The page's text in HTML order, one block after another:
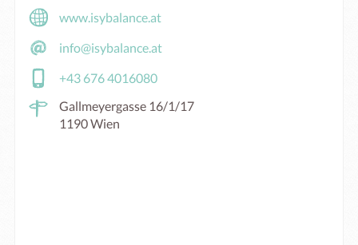
www.isybalance.at
info@isybalance.at
+43 676 4016080
Gallmeyergasse 16/1/17
1190 Wien